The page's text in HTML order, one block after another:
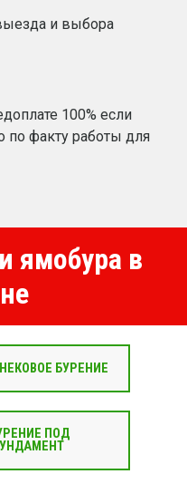
и выбора
100% если
по факту работы для
ямобура в
БУРЕНИЕ
ПОД